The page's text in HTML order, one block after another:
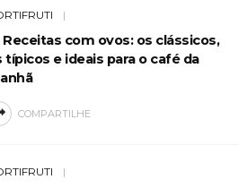
Receitas com ovos: os clássicos,
típicos e ideais para o café da
COMPARTILHE